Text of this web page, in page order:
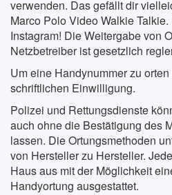
verwenden. Das gefällt dir
Marco Polo Video Walkie
Instagram! Die Weitergabe von
Netzbetreiber ist gesetzlich
Um eine Handynummer zu
schriftlichen Einwilligung.
Polizei und Rettungsdienste
auch ohne die Bestätigung des
lassen. Die Ortungsmethoden
von Hersteller zu Hersteller.
Haus aus mit der Möglichkeit
Handyortung ausgestattet.